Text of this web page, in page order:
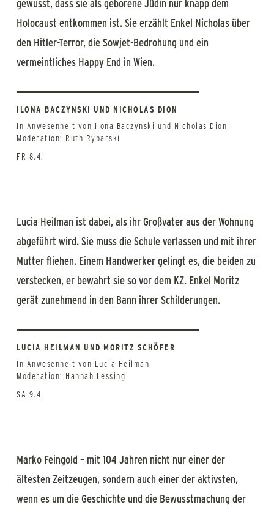
gewusst, dass sie als geborene Jüdin nur knapp dem
Holocaust entkommen ist. Sie erzählt Enkel Nicholas über
den Hitler-Terror, die Sowjet-Bedrohung und ein
vermeintliches Happy End in Wien.
ILONA BACZYNSKI UND NICHOLAS DION
In Anwesenheit von Ilona Baczynski und Nicholas Dion
Moderation: Ruth Rybarski
FR 8.4.
Lucia Heilman ist dabei, als ihr Großvater aus der Wohnung
abgeführt wird. Sie muss die Schule verlassen und mit ihrer
Mutter fliehen. Einem Handwerker gelingt es, die beiden zu
verstecken, er bewahrt sie so vor dem KZ. Enkel Moritz
gerät zunehmend in den Bann ihrer Schilderungen.
LUCIA HEILMAN UND MORITZ SCHÖFER
In Anwesenheit von Lucia Heilman
Moderation: Hannah Lessing
SA 9.4.
Marko Feingold – mit 104 Jahren nicht nur einer der
ältesten Zeitzeugen, sondern auch einer der aktivsten,
wenn es um die Geschichte und die Bewusstmachung der